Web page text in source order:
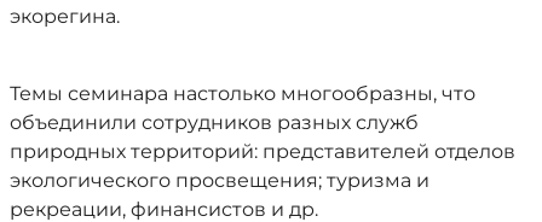
экорегина.
Темы семинара настолько многообразны, что
объединили сотрудников разных служб
природных территорий: представителей отделов
экологического просвещения; туризма и
рекреации, финансистов и др.